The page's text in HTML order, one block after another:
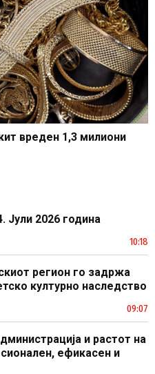
вреден 1,3 милиони
Јули 2026 година
10:18
регион го задржа
културно наследство
09:07
и растот на
ефикасен и